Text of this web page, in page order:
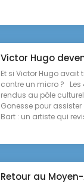
Victor Hugo
Et si Victor Hugo avait
contre un micro ? Les
rendus au pôle
Gonesse pour
Bart : un artiste qui
Retour au